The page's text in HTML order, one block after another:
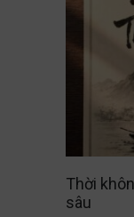
Thời
sâu